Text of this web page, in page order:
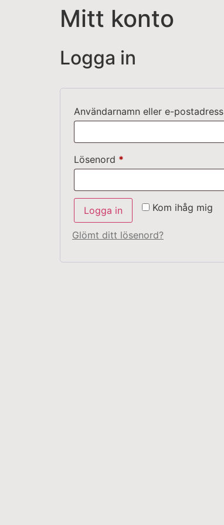
Mitt konto
Logga in
Användarnamn eller e-postadress
Lösenord *
Kom ihåg mig
Logga in
Glömt ditt lösenord?